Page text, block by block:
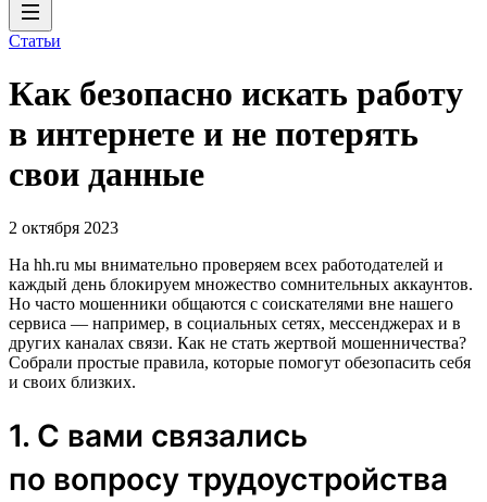
Статьи
Как безопасно искать работу
в интернете и не потерять
свои данные
2 октября 2023
На hh.ru мы внимательно проверяем всех работодателей и
каждый день блокируем множество сомнительных аккаунтов.
Но часто мошенники общаются с соискателями вне нашего
сервиса — например, в социальных сетях, мессенджерах и в
других каналах связи. Как не стать жертвой мошенничества?
Собрали простые правила, которые помогут обезопасить себя
и своих близких.
1. С вами связались
по вопросу трудоустройства